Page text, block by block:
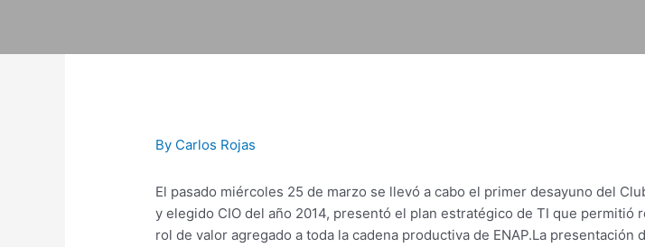
content
By Carlos Rojas
El pasado miércoles 25 de marzo se llevó a cabo el primer desayuno del
y elegido CIO del año 2014, presentó el plan estratégico de TI que
rol de valor agregado a toda la cadena productiva de ENAP.La